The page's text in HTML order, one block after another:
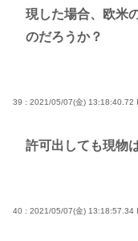
現した場合、欧米
のだろうか？
39 : 2021/05/07(金) 13:18:40.72
許可出しても現物
40 : 2021/05/07(金) 13:18:57.34